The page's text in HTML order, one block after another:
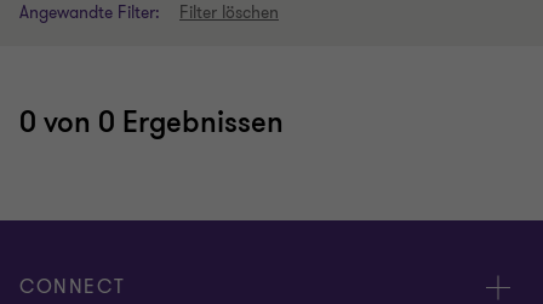
Angewandte Filter: Filter löschen
0 von 0 Ergebnissen
CONNECT